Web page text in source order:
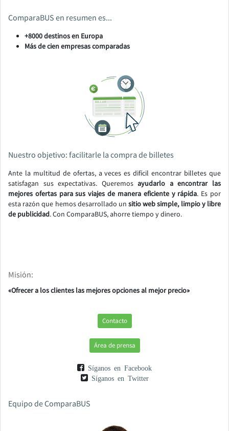
ComparaBUS en resumen es...
+8000 destinos en Europa
Más de cien empresas comparadas
Nuestro objetivo: facilitarle la compra de billetes
Ante la multitud de ofertas, a veces es difícil encontrar billetes que
satisfagan sus expectativas. Queremosayudarlo a encontrar las
mejores ofertas para sus viajes de manera eficiente y rápida. Es por
esta razón que hemos desarrollado unsitio web simple, limpio y libre
de publicidad. Con ComparaBUS, ahorre tiempo y dinero.
Misión:
«Ofrecer a los clientes las mejores opciones al mejor precio»
Contacto
Área de prensa
Síganos en Facebook
Síganos en Twitter
Equipo de ComparaBUS